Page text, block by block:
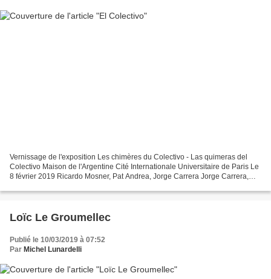
Vernissage de l'exposition Les chimères du Colectivo - Las quimeras del
Colectivo Maison de l'Argentine Cité Internationale Universitaire de Paris Le
8 février 2019 Ricardo Mosner, Pat Andrea, Jorge Carrera Jorge Carrera,
Loïc Le Groumellec
Publié le 10/03/2019 à 07:52
Par Michel Lunardelli